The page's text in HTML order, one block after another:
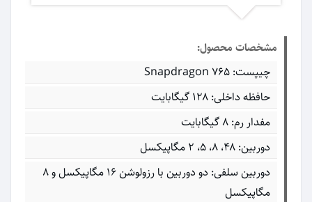
مشخصات محصول:
چیپست: Snapdragon 765
حافظه داخلی: ۱۲۸ گیگابایت
مفدار رم: ۸ گیگابایت
دوربین: ۴۸، ۸، ۵، ۲ مگاپیکسل
دوربین سلفی: دو دوربین‌ با رزولوشن ۱۶ مگاپیکسل و ۸
مگاپیکسل